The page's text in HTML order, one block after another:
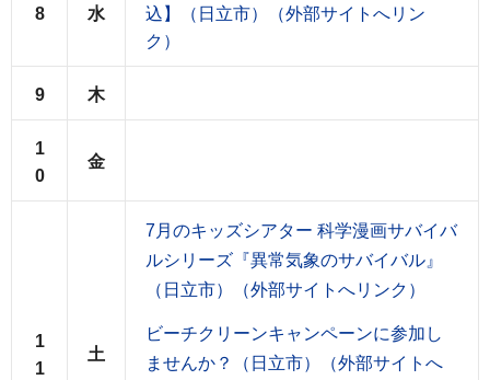
8 水
込】（日立市）（外部サイトへリン
ク）
9 木
1
0
金
1
1
土
7月のキッズシアター 科学漫画サバイバ
ルシリーズ『異常気象のサバイバル』
（日立市）（外部サイトへリンク）
ビーチクリーンキャンペーンに参加し
ませんか？（日立市）（外部サイトへ